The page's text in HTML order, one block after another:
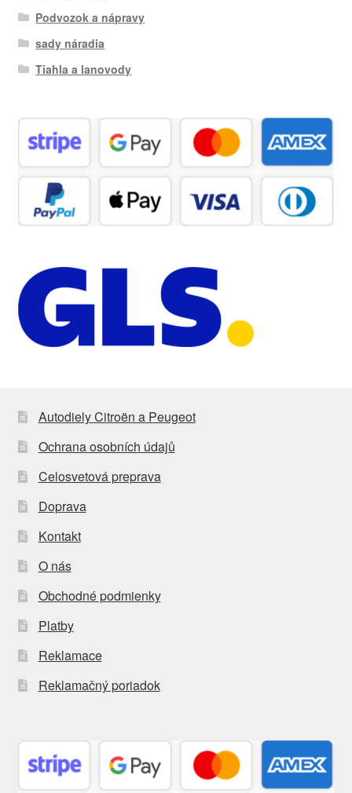
Podvozok a nápravy
sady náradia
Tiahla a lanovody
Autodiely Citroën a Peugeot
Ochrana osobních údajů
Celosvetová preprava
Doprava
Kontakt
O nás
Obchodné podmienky
Platby
Reklamace
Reklamačný poriadok